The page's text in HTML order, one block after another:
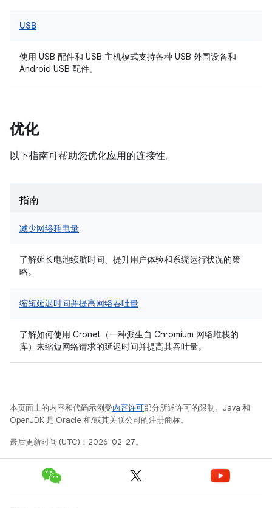
USB
使用 USB 配件和 USB 主机模式支持各种 USB 外围设备和
Android USB 配件。
优化
以下指南可帮助您优化应用的连接性。
指南
减少网络耗电量
了解延长电池续航时间、提升用户体验和系统运行状况的策
略。
缩短延迟时间并提高网络吞吐量
了解如何使用 Cronet（一种派生自 Chromium 网络堆栈的
库）来缩短网络请求的延迟时间并提高其吞吐量。
本页面上的内容和代码示例受内容许可部分所述许可的限制。Java 和
OpenJDK 是 Oracle 和/或其关联公司的注册商标。
最后更新时间 (UTC)：2026-02-27。